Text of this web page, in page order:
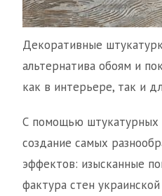
Декоративные
альтернатива обоям и
как в интерьере, так и
С помощью штукатурных
создание самых
эффектов: изысканные
фактура стен